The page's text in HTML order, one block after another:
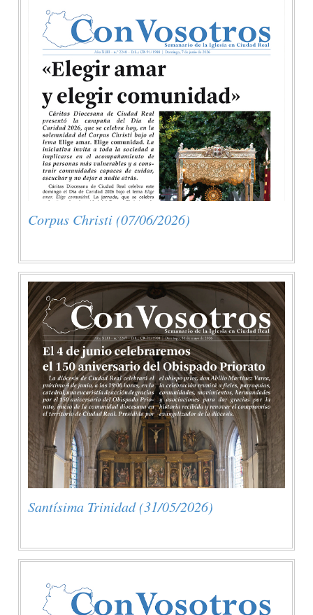
Corpus Christi (07/06/2026)
Santísima Trinidad (31/05/2026)